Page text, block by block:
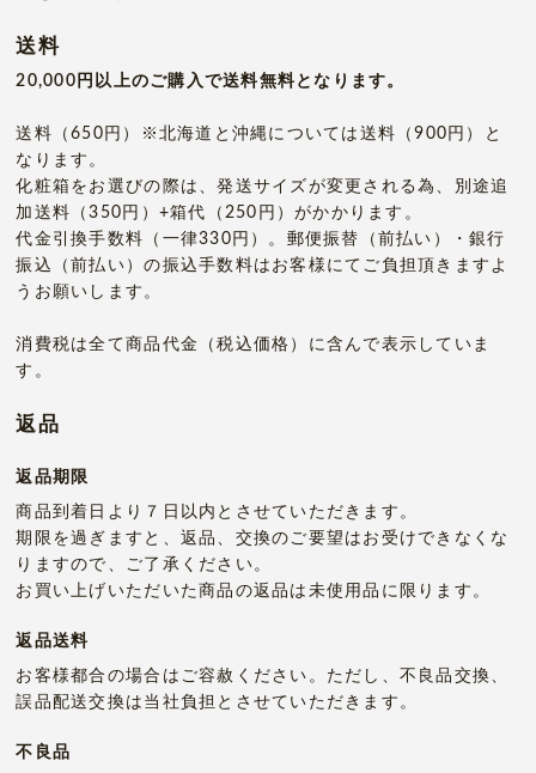
送料
20,000円以上のご購入で送料無料となります。
送料（650円）※北海道と沖縄については送料（900円）と
なります。
化粧箱をお選びの際は、発送サイズが変更される為、別途追
加送料（350円）+箱代（250円）がかかります。
代金引換手数料（一律330円）。郵便振替（前払い）・銀行
振込（前払い）の振込手数料はお客様にてご負担頂きますよ
うお願いします。
消費税は全て商品代金（税込価格）に含んで表示していま
す。
返品
返品期限
商品到着日より７日以内とさせていただきます。
期限を過ぎますと、返品、交換のご要望はお受けできなくな
りますので、ご了承ください。
お買い上げいただいた商品の返品は未使用品に限ります。
返品送料
お客様都合の場合はご容赦ください。ただし、不良品交換、
誤品配送交換は当社負担とさせていただきます。
不良品